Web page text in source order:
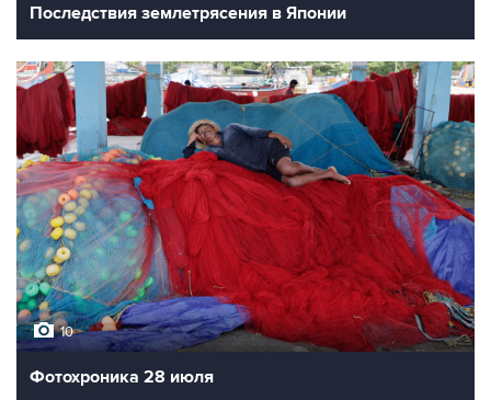
Последствия землетрясения в Японии
10
Фотохроника 28 июля